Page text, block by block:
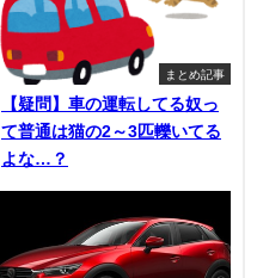
まとめ記事
【疑問】車の運転してる奴っ
て普通は猫の2～3匹轢いてる
よな…？